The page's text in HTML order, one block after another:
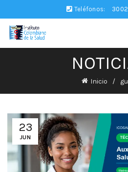
Teléfonos:
Inicio
23
JUN